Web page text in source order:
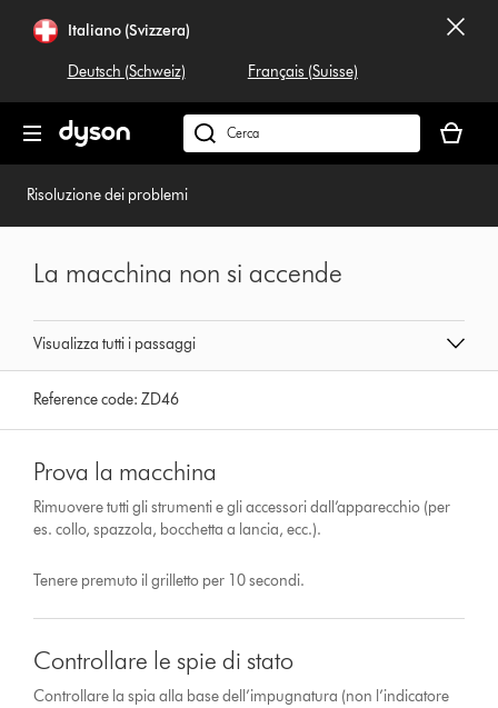
navigazioneItaliano (Svizzera)
Deutsch (Schweiz) Français (Suisse)
Cerca
su
carrello
è
Risoluzione dei problemi
Visualizza tutti i passaggi
La macchina non si accende
Reference code:ZD46
Prova la macchina
Rimuovere tutti gli strumenti e gli accessori dall’apparecchio (per
es. collo, spazzola, bocchetta a lancia, ecc.).
Tenere premuto il grilletto per 10 secondi.
Controllare le spie di stato
Controllare la spia alla base dell’impugnatura (non l’indicatore